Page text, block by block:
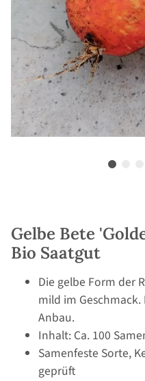
Gelbe Bete
Bio Saatgut
Die gelbe Form der
mild im
Anbau.
Inhalt: Ca. 100
Samenfeste Sorte,
geprüft